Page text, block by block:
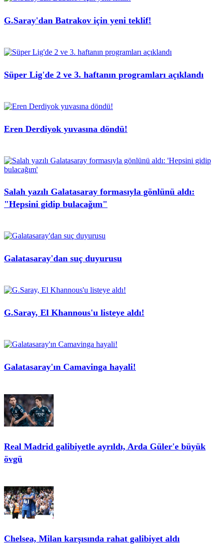
G.Saray'dan Batrakov için yeni teklif!
Süper Lig'de 2 ve 3. haftanın programları açıklandı
Eren Derdiyok yuvasına döndü!
Salah yazılı Galatasaray formasıyla gönlünü aldı:
"Hepsini gidip bulacağım"
Galatasaray'dan suç duyurusu
G.Saray, El Khannous'u listeye aldı!
Galatasaray'ın Camavinga hayali!
Real Madrid galibiyetle ayrıldı, Arda Güler'e büyük
övgü
Chelsea, Milan karşısında rahat galibiyet aldı